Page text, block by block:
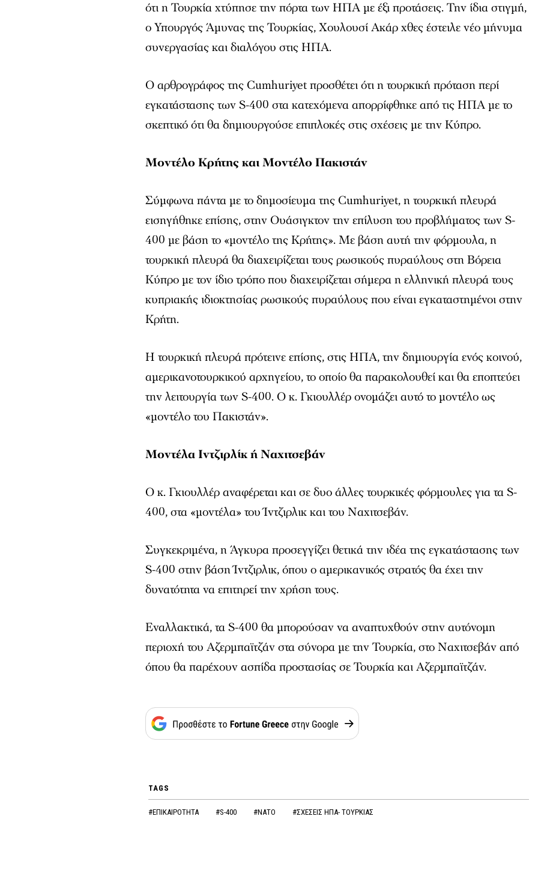
ότι η Τουρκία χτύπησε την πόρτα των ΗΠΑ με έξι προτάσεις. Την ίδια στιγμή,
ο Υπουργός Άμυνας της Τουρκίας, Χουλουσί Ακάρ χθες έστειλε νέο μήνυμα
συνεργασίας και διαλόγου στις ΗΠΑ.
Ο αρθρογράφος της Cumhuriyet προσθέτει ότι η τουρκική πρόταση περί
εγκατάστασης των S-400 στα κατεχόμενα απορρίφθηκε από τις ΗΠΑ με το
σκεπτικό ότι θα δημιουργούσε επιπλοκές στις σχέσεις με την Κύπρο.
Μοντέλο Κρήτης και Μοντέλο Πακιστάν
Σύμφωνα πάντα με το δημοσίευμα της Cumhuriyet, η τουρκική πλευρά
εισηγήθηκε επίσης, στην Ουάσιγκτον την επίλυση του προβλήματος των S-
400 με βάση το «μοντέλο της Κρήτης». Με βάση αυτή την φόρμουλα, η
τουρκική πλευρά θα διαχειρίζεται τους ρωσικούς πυραύλους στη Βόρεια
Κύπρο με τον ίδιο τρόπο που διαχειρίζεται σήμερα η ελληνική πλευρά τους
κυπριακής ιδιοκτησίας ρωσικούς πυραύλους που είναι εγκαταστημένοι στην
Κρήτη.
Η τουρκική πλευρά πρότεινε επίσης, στις ΗΠΑ, την δημιουργία ενός κοινού,
αμερικανοτουρκικού αρχηγείου, το οποίο θα παρακολουθεί και θα εποπτεύει
την λειτουργία των S-400. Ο κ. Γκιουλλέρ ονομάζει αυτό το μοντέλο ως
«μοντέλο του Πακιστάν».
Μοντέλα Ιντζιρλίκ ή Ναχιτσεβάν
Ο κ. Γκιουλλέρ αναφέρεται και σε δυο άλλες τουρκικές φόρμουλες για τα S-
400, στα «μοντέλα» του Ίντζιρλικ και του Ναχιτσεβάν.
Συγκεκριμένα, η Άγκυρα προσεγγίζει θετικά την ιδέα της εγκατάστασης των
S-400 στην βάση Ίντζιρλικ, όπου ο αμερικανικός στρατός θα έχει την
δυνατότητα να επιτηρεί την χρήση τους.
Εναλλακτικά, τα S-400 θα μπορούσαν να αναπτυχθούν στην αυτόνομη
περιοχή του Αζερμπαϊτζάν στα σύνορα με την Τουρκία, στο Ναχιτσεβάν από
όπου θα παρέχουν ασπίδα προστασίας σε Τουρκία και Αζερμπαϊτζάν.
TAGS
#ΕΠΙΚΑΙΡΟΤΗΤΑ #S-400 #ΝΑΤΟ #ΣΧΕΣΕΙΣ ΗΠΑ- ΤΟΥΡΚΙΑΣ